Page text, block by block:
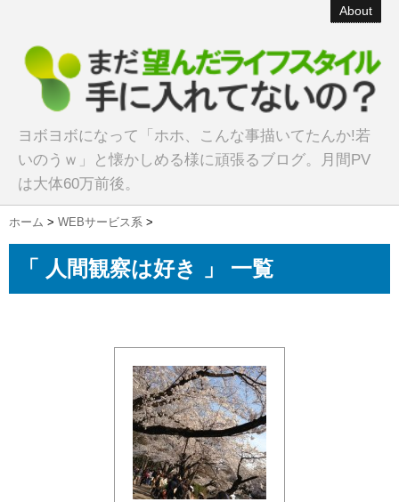
About
ヨボヨボになって「ホホ、こんな事描いてたんか!若
いのうｗ」と懐かしめる様に頑張るブログ。月間PV
は大体60万前後。
ホーム > WEBサービス系 >
「 人間観察は好き 」 一覧